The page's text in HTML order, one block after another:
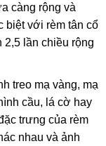
càng rộng và
biệt với rèm tân cổ
2,5 lần chiều rộng
treo mạ vàng, mạ
cầu, lá cờ hay
trưng của rèm
nhau và ảnh